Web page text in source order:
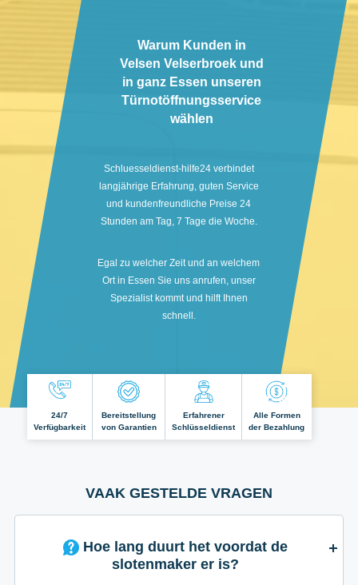
Warum Kunden in
Velsen Velserbroek und
in ganz Essen unseren
Türnotöffnungsservice
wählen
Schluesseldienst-hilfe24 verbindet
langjährige Erfahrung, guten Service
und kundenfreundliche Preise 24
Stunden am Tag, 7 Tage die Woche.
Egal zu welcher Zeit und an welchem
Ort in Essen Sie uns anrufen, unser
Spezialist kommt und hilft Ihnen
schnell.
24/7
Verfügbarkeit
Bereitstellung
von Garantien
Erfahrener
Schlüsseldienst
Alle Formen
der Bezahlung
VAAK GESTELDE VRAGEN
slotenmaker er is?